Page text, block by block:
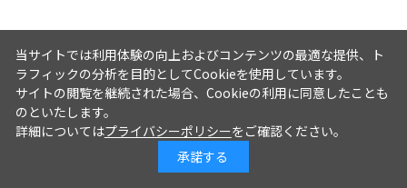
当サイトでは利用体験の向上およびコンテンツの最適な提供、ト
ラフィックの分析を目的としてCookieを使用しています。
サイトの閲覧を継続された場合、Cookieの利用に同意したことも
のといたします。
詳細についてはプライバシーポリシーをご確認ください。
承諾する